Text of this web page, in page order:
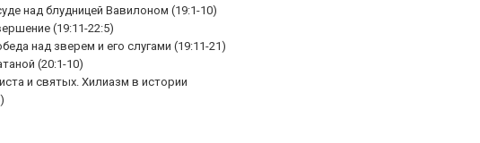
над блудницей Вавилоном (19:1-10)
(19:11-22:5)
над зверем и его слугами (19:11-21)
(20:1-10)
и святых. Хилиазм в истории